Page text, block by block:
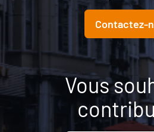
Contactez-
Vous